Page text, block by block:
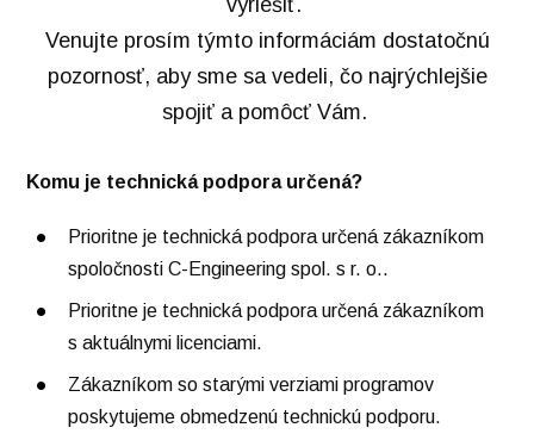
vyriešiť.
Venujte prosím týmto informáciám dostatočnú
pozornosť, aby sme sa vedeli, čo najrýchlejšie
spojiť a pomôcť Vám.
Komu je technická podpora určená?
Prioritne je technická podpora určená zákazníkom
spoločnosti C-Engineering spol. s r. o..
Prioritne je technická podpora určená zákazníkom
s aktuálnymi licenciami.
Zákazníkom so starými verziami programov
poskytujeme obmedzenú technickú podporu.